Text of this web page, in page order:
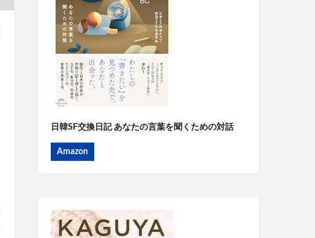
日韓SF交換日記 あなたの言葉を聞くための対話
Amazon